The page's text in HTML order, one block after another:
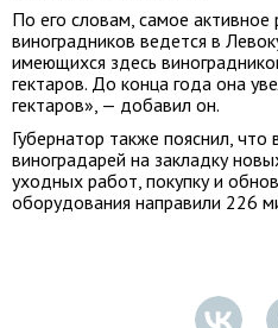
По его словам, самое
виноградников ведется в
имеющихся здесь
гектаров. До конца года она
гектаров», — добавил он.
Губернатор также пояснил,
виноградарей на закладку
уходных работ, покупку и
оборудования направили 226